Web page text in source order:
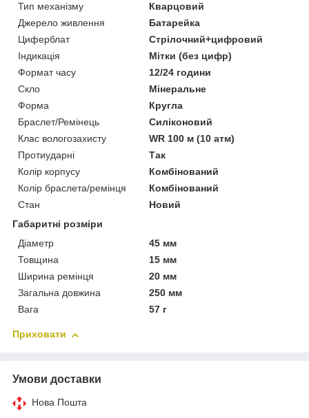
Тип механізму
Кварцовий
Джерело живлення
Батарейка
Циферблат
Стрілочний+цифровий
Індикація
Мітки (без цифр)
Формат часу
12/24 години
Скло
Мінеральне
Форма
Кругла
Браслет/Ремінець
Силіконовий
Клас вологозахисту
WR 100 м (10 атм)
Протиударні
Так
Колір корпусу
Комбінований
Колір браслета/ремінця
Комбінований
Стан
Новий
Габаритні розміри
Діаметр
45 мм
Товщина
15 мм
Ширина ремінця
20 мм
Загальна довжина
250 мм
Вага
57 г
Приховати
Умови доставки
Нова Пошта